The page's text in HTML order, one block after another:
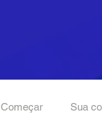
Começar Sua